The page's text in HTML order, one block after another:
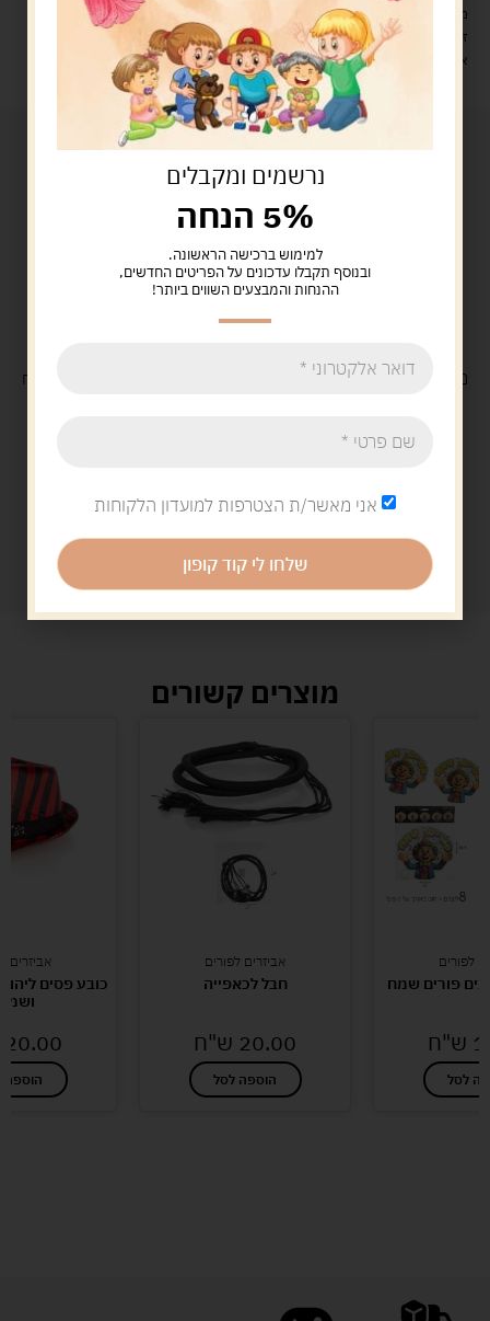
משלוח עם שליח עד הבית: 29 ש"ח
זמן אספקה: עד 4 ימי עסקים.
איסוף עצמי: מ"ביתר טויס" רחוב בניין דוד 18, ביתר עילית.
משלוח חינםבקנייה מעל 329 ש"ח
מוצרים קשורים
לפורים
ש"ח
לסל
אביזרים לפורים
חבל לכאפייה
20.00 ש"ח
הוספה לסל
אביזרים
כובע פסים
20.00
הוספה
נרשמים ומקבלים
5% הנחה
למימוש ברכישה הראשונה.
ובנוסף תקבלו עדכונים על הפריטים החדשים,
ההנחות והמבצעים השווים ביותר!
אני מאשר/ת הצטרפות למועדון הלקוחות
שלחו לי קוד קופון